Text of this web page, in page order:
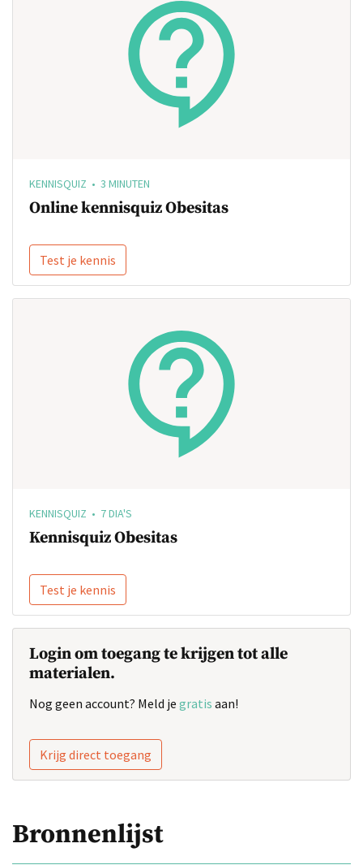
KENNISQUIZ • 3 MINUTEN
Online kennisquiz Obesitas
Test je kennis
KENNISQUIZ • 7 DIA'S
Kennisquiz Obesitas
Test je kennis
Login om toegang te krijgen tot alle
materialen.
Nog geen account? Meld je gratis aan!
Krijg direct toegang
Bronnenlijst